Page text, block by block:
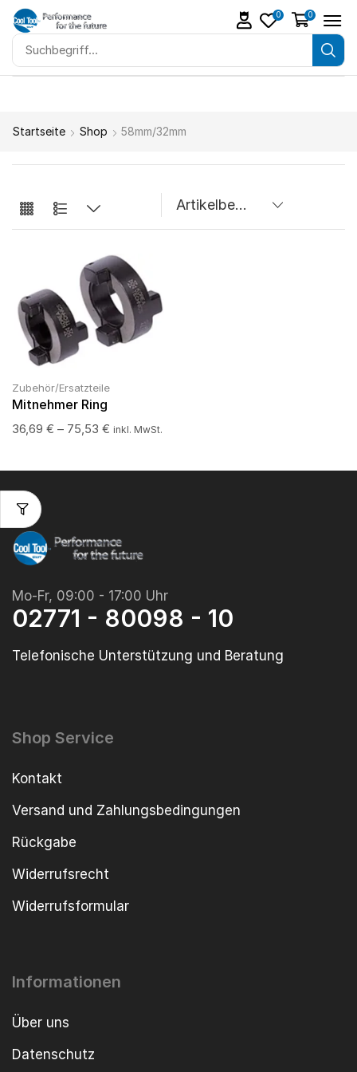
0 0
Startseite Shop 58mm/32mm
Zubehör/Ersatzteile
Mitnehmer Ring
36,69 € – 75,53 € inkl. MwSt.
Mo-Fr, 09:00 - 17:00 Uhr
02771 - 80098 - 10
Telefonische Unterstützung und Beratung
Shop Service
Kontakt
Versand und Zahlungsbedingungen
Rückgabe
Widerrufsrecht
Widerrufsformular
Informationen
Über uns
Datenschutz